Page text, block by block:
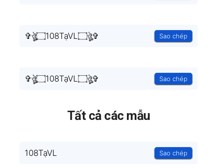
✞ঔৣ۝108TạVL۝ঔৣ✞ Sao chép
✞ঔৣ۝108TạVL۝ঔৣ✞ Sao chép
Tất cả các mẫu
108TạVL Sao chép